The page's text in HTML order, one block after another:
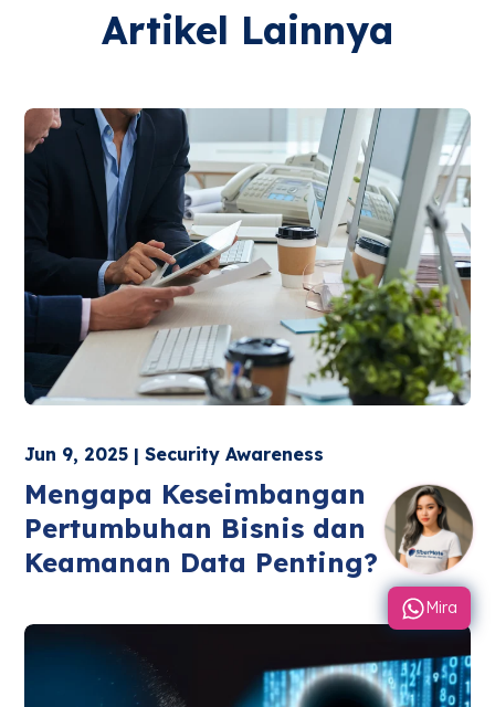
Artikel Lainnya
Jun 9, 2025 | Security Awareness
Mengapa Keseimbangan
Pertumbuhan Bisnis dan
Keamanan Data Penting?
Mira